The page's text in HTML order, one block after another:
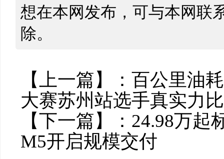
想在本网发布，可与本网联
除。
【上一篇】： 百公里油
大赛苏州站选手真实力
【下一篇】： 24.98万起
M5开启规模交付